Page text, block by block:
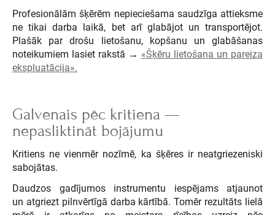
Profesionālām šķērēm nepieciešama saudzīga attieksme
ne tikai darba laikā, bet arī glabājot un transportējot.
Plašāk par drošu lietošanu, kopšanu un glabāšanas
noteikumiem lasiet rakstā → «Šķēru lietošana un pareiza
ekspluatācija».
Galvenais pēc kritiena —
nepasliktināt bojājumu
Kritiens ne vienmēr nozīmē, ka šķēres ir neatgriezeniski
sabojātas.
Daudzos gadījumos instrumentu iespējams atjaunot
un atgriezt pilnvērtīgā darba kārtībā. Tomēr rezultāts lielā